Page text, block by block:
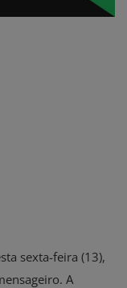
sexta-feira (13),
A